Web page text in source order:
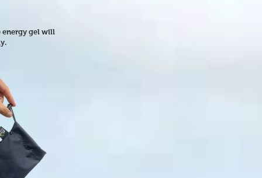
energy gel will